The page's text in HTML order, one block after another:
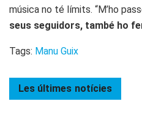
música no té límits. “M’ho
seus seguidors, també ho
Tags: Manu Guix
Les últimes notícies